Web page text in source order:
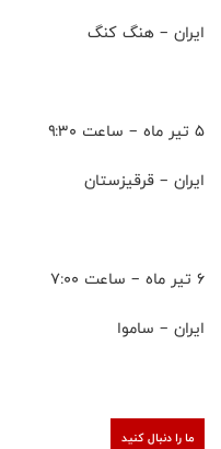
ایران – هنگ کنگ
5 تیر ماه – ساعت ۹:۳۰
ایران – قرقیزستان
6 تیر ماه – ساعت ۷:۰۰
ایران – ساموا
ما را دنبال کنید